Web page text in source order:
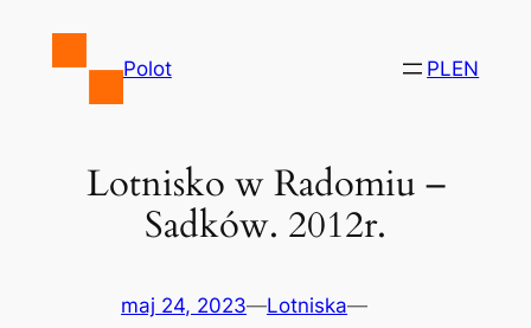
Polot PLEN
Lotnisko w Radomiu –
Sadków. 2012r.
maj 24, 2023—Lotniska—